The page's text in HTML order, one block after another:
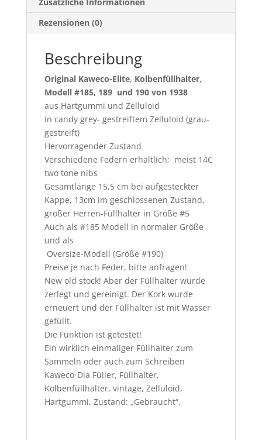
Rezensionen (0)
Beschreibung
Original Kaweco-Elite, Kolbenfüllhalter,
Modell #185, 189 und 190 von 1938
aus Hartgummi und Zelluloid
in candy grey- gestreiftem Zelluloid (grau-
gestreift)
Hervorragender Zustand
Verschiedene Federn erhältlich; meist 14C
two tone nibs
Gesamtlänge 15,5 cm bei aufgesteckter
Kappe, 13cm im geschlossenen Zustand,
großer Herren-Füllhalter in Größe #5
Auch als #185 Modell in normaler Größe
und als
Oversize-Modell (Größe #190)
Preise je nach Feder, bitte anfragen!
New old stock! Aber der Füllhalter wurde
zerlegt und gereinigt. Der Kork wurde
erneuert und der Füllhalter ist mit Wasser
gefüllt.
Die Funktion ist getestet!
Ein wirklich einmaliger Füllhalter zum
Sammeln oder auch zum Schreiben
Kaweco-Dia Füller, Füllhalter,
Kolbenfüllhalter, vintage, Zelluloid,
Hartgummi. Zustand: „Gebraucht“.